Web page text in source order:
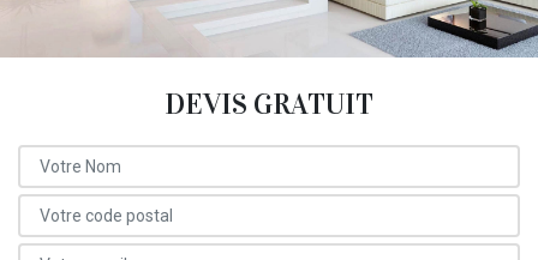
DEVIS GRATUIT